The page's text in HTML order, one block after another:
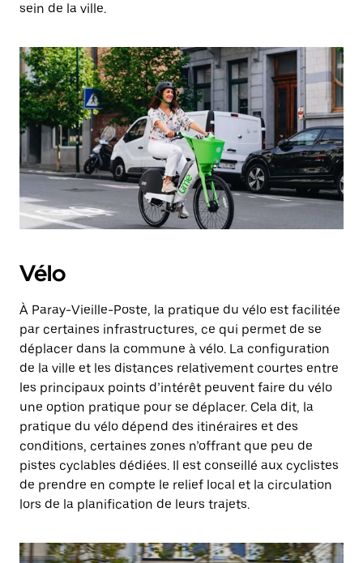
sein de la ville.
Vélo
À Paray-Vieille-Poste, la pratique du vélo est facilitée
par certaines infrastructures, ce qui permet de se
déplacer dans la commune à vélo. La configuration
de la ville et les distances relativement courtes entre
les principaux points d’intérêt peuvent faire du vélo
une option pratique pour se déplacer. Cela dit, la
pratique du vélo dépend des itinéraires et des
conditions, certaines zones n’offrant que peu de
pistes cyclables dédiées. Il est conseillé aux cyclistes
de prendre en compte le relief local et la circulation
lors de la planification de leurs trajets.